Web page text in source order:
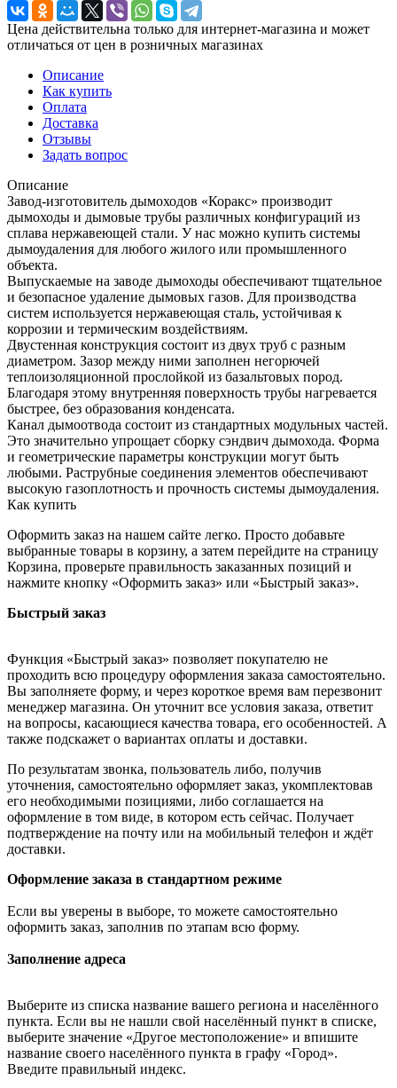
Цена действительна только для интернет-магазина и может
отличаться от цен в розничных магазинах
Описание
Как купить
Оплата
Доставка
Отзывы
Задать вопрос
Описание
Завод-изготовитель дымоходов «Коракс» производит
дымоходы и дымовые трубы различных конфигураций из
сплава нержавеющей стали. У нас можно купить системы
дымоудаления для любого жилого или промышленного
объекта.
Выпускаемые на заводе дымоходы обеспечивают тщательное
и безопасное удаление дымовых газов. Для производства
систем используется нержавеющая сталь, устойчивая к
коррозии и термическим воздействиям.
Двустенная конструкция состоит из двух труб с разным
диаметром. Зазор между ними заполнен негорючей
теплоизоляционной прослойкой из базальтовых пород.
Благодаря этому внутренняя поверхность трубы нагревается
быстрее, без образования конденсата.
Канал дымоотвода состоит из стандартных модульных частей.
Это значительно упрощает сборку сэндвич дымохода. Форма
и геометрические параметры конструкции могут быть
любыми. Раструбные соединения элементов обеспечивают
высокую газоплотность и прочность системы дымоудаления.
Как купить
Оформить заказ на нашем сайте легко. Просто добавьте
выбранные товары в корзину, а затем перейдите на страницу
Корзина, проверьте правильность заказанных позиций и
нажмите кнопку «Оформить заказ» или «Быстрый заказ».
Быстрый заказ
Функция «Быстрый заказ» позволяет покупателю не
проходить всю процедуру оформления заказа самостоятельно.
Вы заполняете форму, и через короткое время вам перезвонит
менеджер магазина. Он уточнит все условия заказа, ответит
на вопросы, касающиеся качества товара, его особенностей. А
также подскажет о вариантах оплаты и доставки.
По результатам звонка, пользователь либо, получив
уточнения, самостоятельно оформляет заказ, укомплектовав
его необходимыми позициями, либо соглашается на
оформление в том виде, в котором есть сейчас. Получает
подтверждение на почту или на мобильный телефон и ждёт
доставки.
Оформление заказа в стандартном режиме
Если вы уверены в выборе, то можете самостоятельно
оформить заказ, заполнив по этапам всю форму.
Заполнение адреса
Выберите из списка название вашего региона и населённого
пункта. Если вы не нашли свой населённый пункт в списке,
выберите значение «Другое местоположение» и впишите
название своего населённого пункта в графу «Город».
Введите правильный индекс.